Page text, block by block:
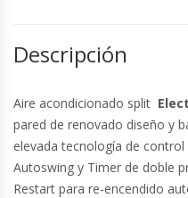
Descripción
Aire acondicionado split
pared de renovado diseño y
elevada tecnología de
Autoswing y Timer de doble
Restart para re-encendido